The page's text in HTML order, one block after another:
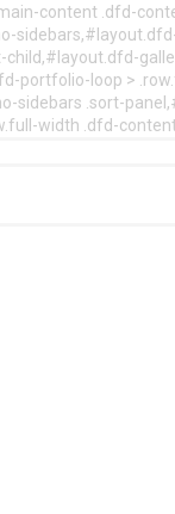
content .dfd-
portfolio-loop >
.sort-
width .dfd-